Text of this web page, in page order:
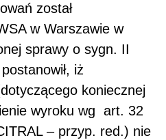
został
w Warszawie w
sprawy o sygn. II
iż
koniecznej
wyroku wg art. 32
– przyp. red.) nie